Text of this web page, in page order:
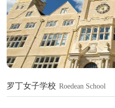
罗丁女子学校 Roedean School